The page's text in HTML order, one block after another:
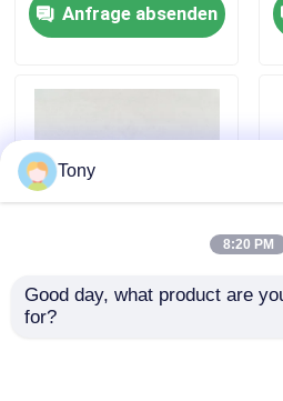
Werksbesichtigung
Kontakt mit uns
Bitte um ein Angebot
Allein Bradley PLC-Module
Anfrage absenden
Programmierbare
Prüfer PLC 2 der
Tony
8:20 PM
Good day, what product are
for?